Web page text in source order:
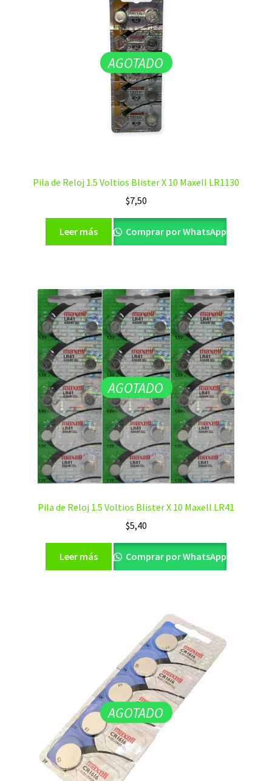
AGOTADO
Pila de Reloj 1.5 Voltios Blister X 10 Maxell LR1130
$7,50
Leer más Comprar por WhatsApp
AGOTADO
Pila de Reloj 1.5 Voltios Blister X 10 Maxell LR41
$5,40
Leer más Comprar por WhatsApp
AGOTADO